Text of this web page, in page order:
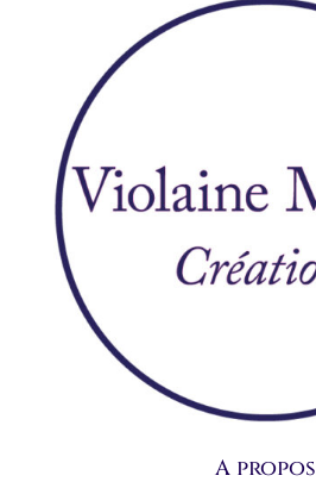
A propos